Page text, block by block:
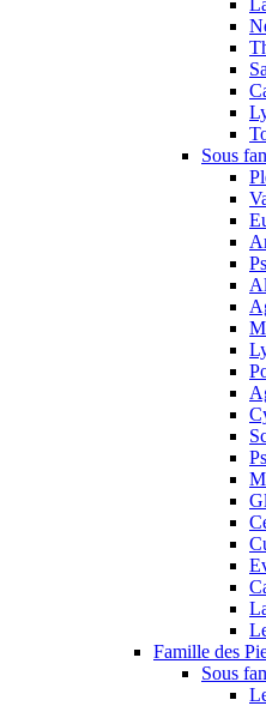
Sous
Famille des
Sous